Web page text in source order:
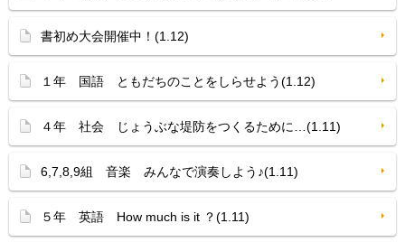
書初め大会開催中！(1.12)
１年 国語 ともだちのことをしらせよう(1.12)
４年 社会 じょうぶな堤防をつくるために…(1.11)
6,7,8,9組 音楽 みんなで演奏しよう♪(1.11)
５年 英語 How much is it ？(1.11)